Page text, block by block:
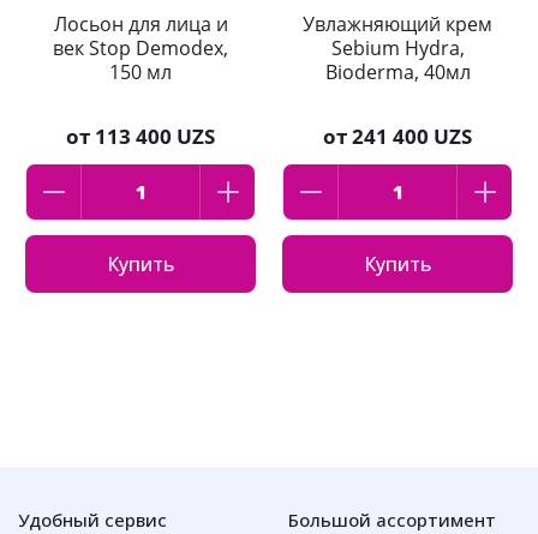
Лосьон для лица и
век Stop Demodex,
150 мл
от 113 400 UZS
Купить
Увлажняющий крем
Sebium Hydra,
Bioderma, 40мл
от241 400 UZS
Купить
Удобный сервис Большой ассортимент